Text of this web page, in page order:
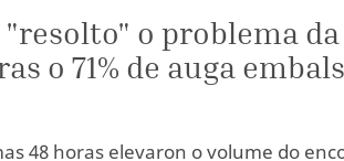
"resolto" o problema da
o 71% de auga
48 horas elevaron o volume do